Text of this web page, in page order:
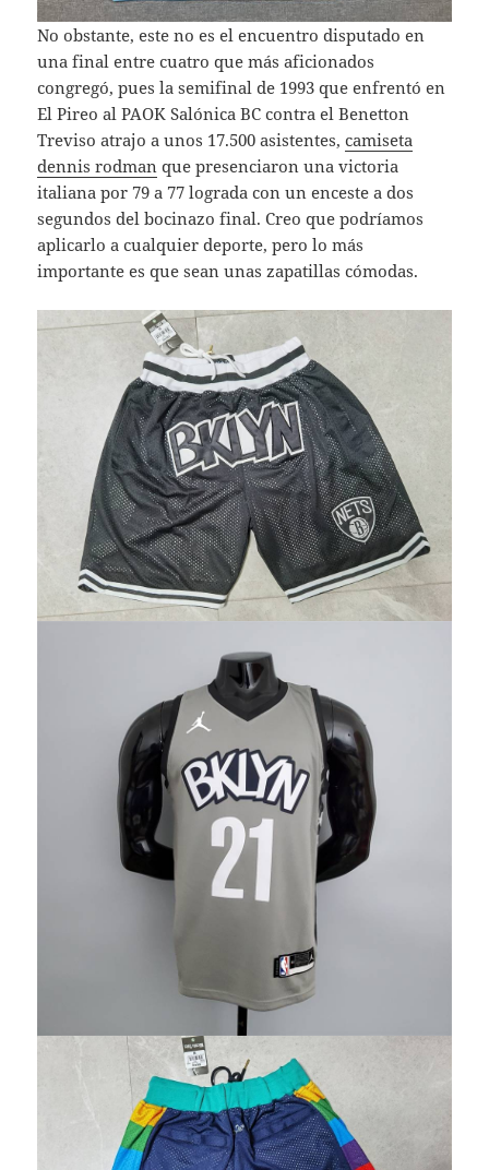
No obstante, este no es el encuentro disputado en
una final entre cuatro que más aficionados
congregó, pues la semifinal de 1993 que enfrentó en
El Pireo al PAOK Salónica BC contra el Benetton
Treviso atrajo a unos 17.500 asistentes,camiseta
dennis rodman que presenciaron una victoria
italiana por 79 a 77 lograda con un enceste a dos
segundos del bocinazo final. Creo que podríamos
aplicarlo a cualquier deporte, pero lo más
importante es que sean unas zapatillas cómodas.